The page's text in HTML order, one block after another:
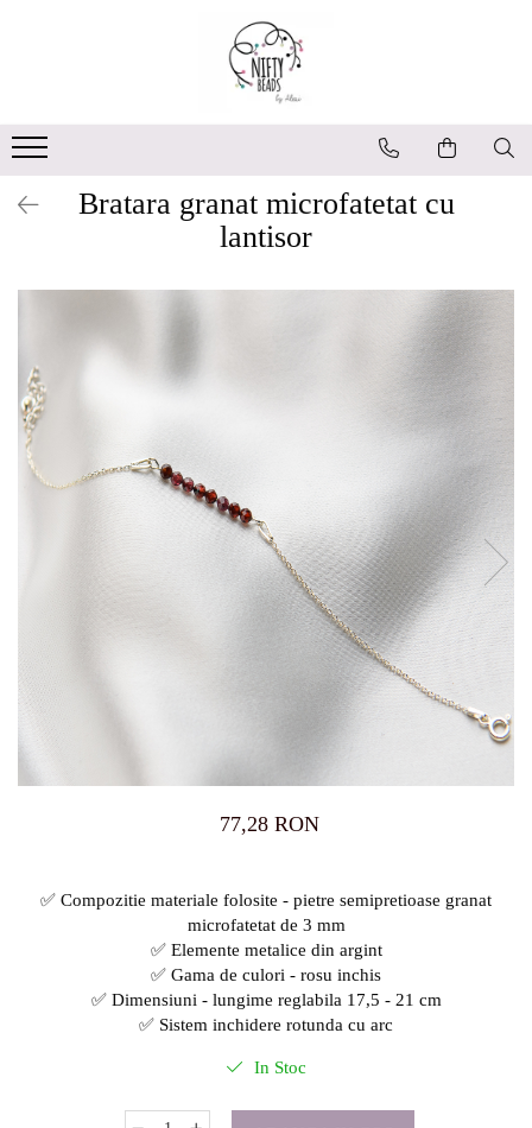
Bratara granat microfatetat cu
lantisor
77,28 RON
✅ Compozitie materiale folosite - pietre semipretioase granat
microfatetat de 3 mm
✅ Elemente metalice din argint
✅ Gama de culori - rosu inchis
✅ Dimensiuni - lungime reglabila 17,5 - 21 cm
✅ Sistem inchidere rotunda cu arc
In Stoc